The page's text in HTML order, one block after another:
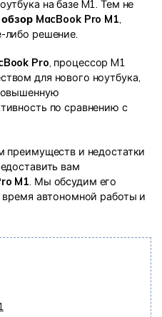
на базе M1. Тем не
обзор MacBook Pro M1,
либо решение.
Pro, процессор M1
для нового ноутбука,
по сравнению с
преимуществ и недостатки
вам
M1 . Мы обсудим его
время автономной работы и